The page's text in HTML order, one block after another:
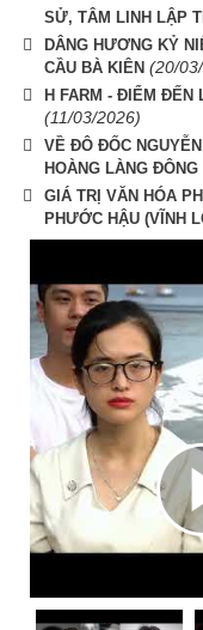
SỬ, TÂM LINH LẬP
DÂNG HƯƠNG KỶ
CẦU BÀ KIÊN (20/
H FARM - ĐIỂM ĐẾN
(11/03/2026)
VỀ ĐÔ ĐỐC
HOÀNG LÀNG ĐÔNG
GIÁ TRỊ VĂN HÓA
PHƯỚC HẬU (VĨNH